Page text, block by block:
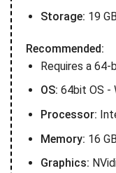
Storage: 19
Recommended:
Requires a
OS: 64bit OS -
Processor:
Memory: 16
Graphics: